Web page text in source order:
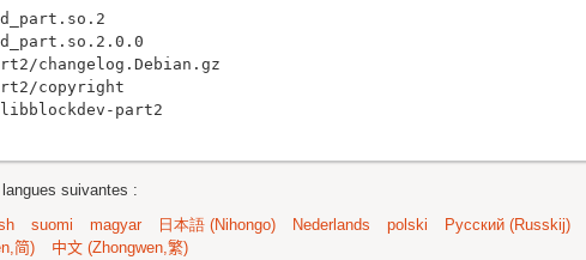
changelog.Debian.gz
copyright
suivantes :
suomi magyar 日本語 (Nihongo) Nederlands polski Русский (Russkij)
简) 中文 (Zhongwen,繁)